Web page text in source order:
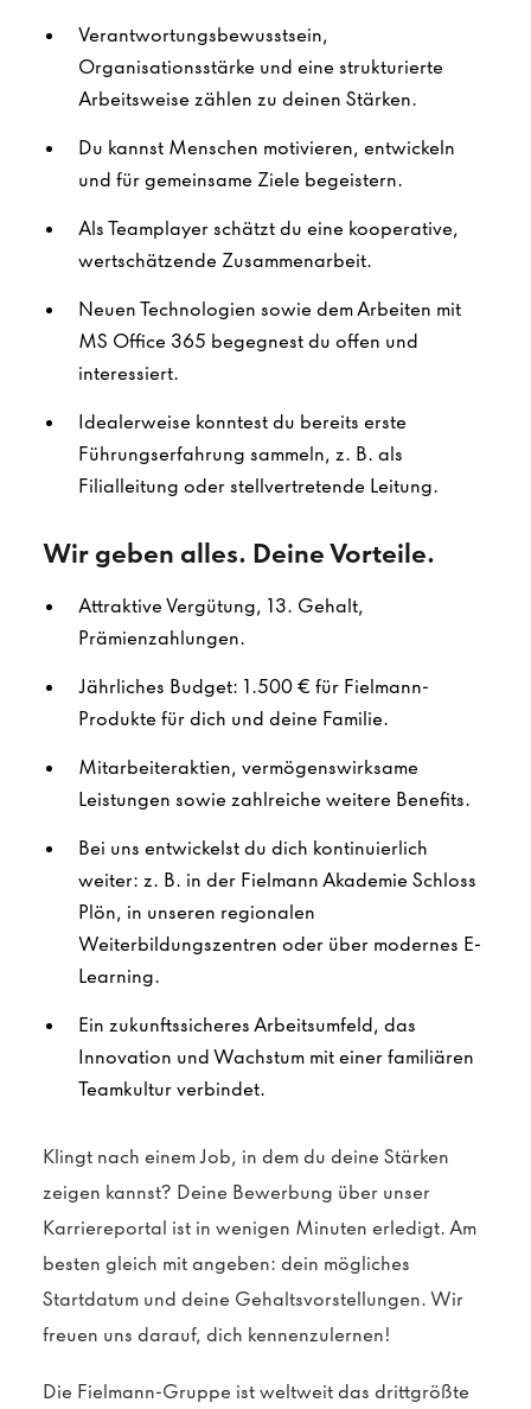
Verantwortungsbewusstsein,
Organisationsstärke und eine strukturierte
Arbeitsweise zählen zu deinen Stärken.
Du kannst Menschen motivieren, entwickeln
und für gemeinsame Ziele begeistern.
Als Teamplayer schätzt du eine kooperative,
wertschätzende Zusammenarbeit.
Neuen Technologien sowie dem Arbeiten mit
MS Office 365 begegnest du offen und
interessiert.
Idealerweise konntest du bereits erste
Führungserfahrung sammeln, z. B. als
Filialleitung oder stellvertretende Leitung.
Wir geben alles. Deine Vorteile.
Attraktive Vergütung, 13. Gehalt,
Prämienzahlungen.
Jährliches Budget: 1.500 € für Fielmann-
Produkte für dich und deine Familie.
Mitarbeiteraktien, vermögenswirksame
Leistungen sowie zahlreiche weitere Benefits.
Bei uns entwickelst du dich kontinuierlich
weiter: z. B. in der Fielmann Akademie Schloss
Plön, in unseren regionalen
Weiterbildungszentren oder über modernes E-
Learning.
Ein zukunftssicheres Arbeitsumfeld, das
Innovation und Wachstum mit einer familiären
Teamkultur verbindet.
Klingt nach einem Job, in dem du deine Stärken
zeigen kannst? Deine Bewerbung über unser
Karriereportal ist in wenigen Minuten erledigt. Am
besten gleich mit angeben: dein mögliches
Startdatum und deine Gehaltsvorstellungen. Wir
freuen uns darauf, dich kennenzulernen!
Die Fielmann-Gruppe ist weltweit das drittgrößte